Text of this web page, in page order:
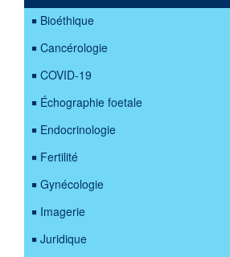
Bioéthique
Cancérologie
COVID-19
Échographie foetale
Endocrinologie
Fertilité
Gynécologie
Imagerie
Juridique